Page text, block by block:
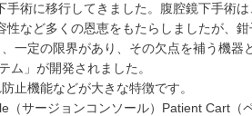
術に移行してきました。腹腔鏡下手術
など多くの恩恵をもたらしましたが、
一定の限界があり、その欠点を補う機器
」が開発されました。
止機能などが大きな特徴です。
サージョンコンソール）Patient Cart（